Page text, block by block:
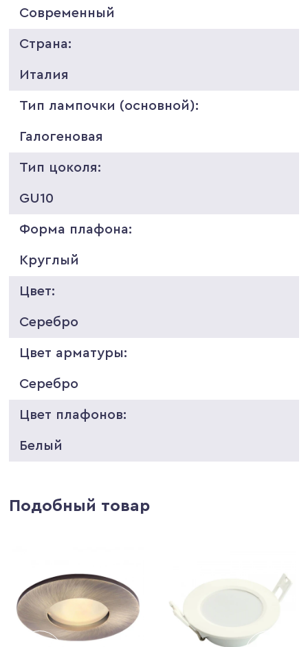
Современный
Страна:
Италия
Тип лампочки (основной):
Галогеновая
Тип цоколя:
GU10
Форма плафона:
Круглый
Цвет:
Серебро
Цвет арматуры:
Серебро
Цвет плафонов:
Белый
Подобный товар